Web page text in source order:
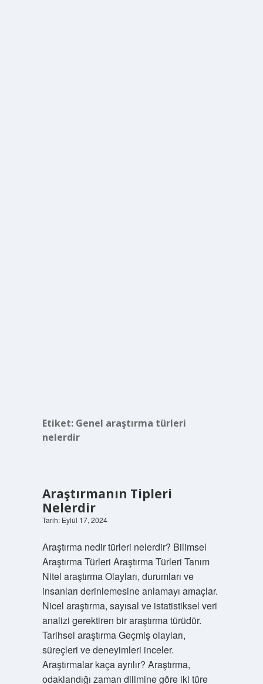
Etiket: Genel araştırma türleri
nelerdir
Araştırmanın Tipleri
Nelerdir
Tarih: Eylül 17, 2024
Araştırma nedir türleri nelerdir? Bilimsel
Araştırma Türleri Araştırma Türleri Tanım
Nitel araştırma Olayları, durumları ve
insanları derinlemesine anlamayı amaçlar.
Nicel araştırma, sayısal ve istatistiksel veri
analizi gerektiren bir araştırma türüdür.
Tarihsel araştırma Geçmiş olayları,
süreçleri ve deneyimleri inceler.
Araştırmalar kaça ayrılır? Araştırma,
odaklandığı zaman dilimine göre iki türe